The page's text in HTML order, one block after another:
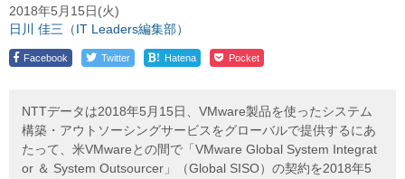
2018年5月15日(火)
日川 佳三（IT Leaders編集部）
Facebook Twitter ! Hatena Pocket
NTTデータは2018年5月15日、VMware製品を使ったシステム
構築・アウトソーシングサービスをグローバルで提供するにあ
たって、米VMwareとの間で「VMware Global System Integrat
or ＆ System Outsourcer」（Global SISO）の契約を2018年5